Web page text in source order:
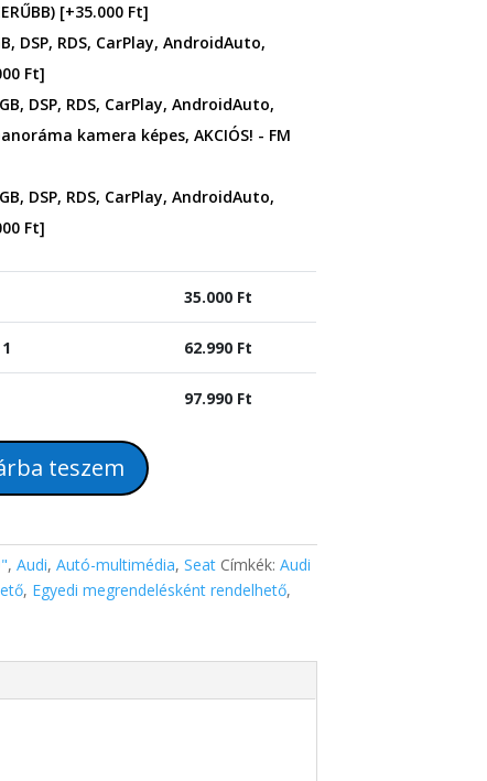
[+35.000 Ft]
DSP, RDS, CarPlay, AndroidAuto,
Ft]
DSP, RDS, CarPlay, AndroidAuto,
kamera képes, AKCIÓS! - FM
DSP, RDS, CarPlay, AndroidAuto,
Ft]
35.000Ft
62.990Ft
97.990Ft
teszem
, Audi, Autó-multimédia, Seat Címkék: Audi
, Egyedi megrendelésként rendelhető,